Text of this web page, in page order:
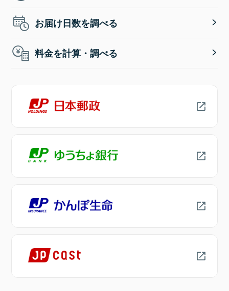
お届け日数を調べる
料金を計算・調べる